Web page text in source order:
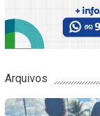
Arquivos